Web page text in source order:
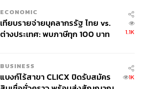
ECONOMIC
เทียบรายจ่ายบุคลากรรัฐ ไทย vs.
ต่างประเทศ: พบภาษีทุก 100 บาท
1.1K
BUSINESS
แบงก์ไร้สาขา CLICX ปิดรับสมัคร
1K